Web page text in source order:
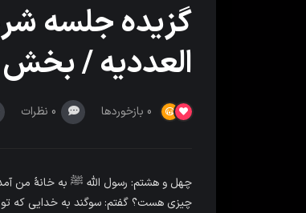
گزیده جلسه
العددیه /
0 بازخوردها 0 نظرات
چهل و هشتم: رسول اللّه ﷺ به خانۀ من آمد
چیزى هست؟ گفتم: سوگند به خدایى که